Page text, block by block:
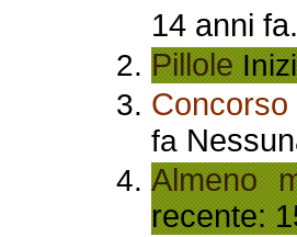
14 anni fa.
Pillole
fa
Almeno
recente: